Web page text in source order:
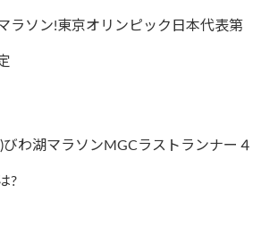
ラソン!東京オリンピック日本代表第
びわ湖マラソンMGCラストランナー４
?